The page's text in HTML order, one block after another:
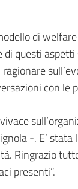
di
questi
con le
-. E’ stata
Ringrazio
presenti”.